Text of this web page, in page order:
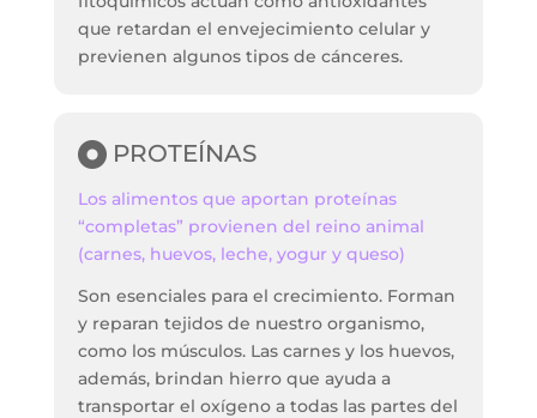
que retardan el envejecimiento celular y
previenen algunos tipos de cánceres.
PROTEÍNAS
Los alimentos que aportan proteínas
“completas” provienen del reino animal
(carnes, huevos, leche, yogur y queso)
Son esenciales para el crecimiento. Forman
y reparan tejidos de nuestro organismo,
como los músculos. Las carnes y los huevos,
además, brindan hierro que ayuda a
transportar el oxígeno a todas las partes del